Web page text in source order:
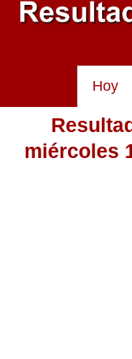
Hoy
Baloto
miércoles